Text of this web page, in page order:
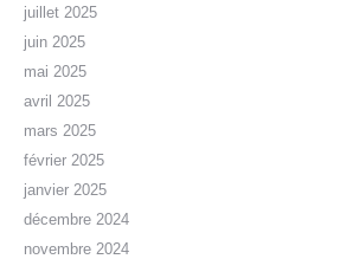
juillet 2025
juin 2025
mai 2025
avril 2025
mars 2025
février 2025
janvier 2025
décembre 2024
novembre 2024